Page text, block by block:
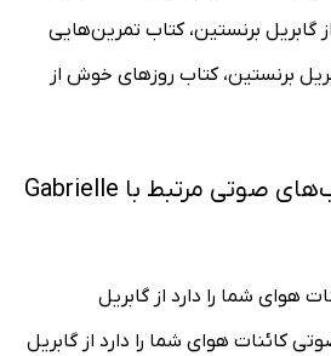
گابریل برنستین، کتاب تمرین‌هایی
برنستین، کتاب روزهای خوش از
خرید و شنیدن کتاب‌های صوتی مرتبط با Gabrielle
هوای شما را دارد از گابریل
کائنات هوای شما را دارد از گابریل